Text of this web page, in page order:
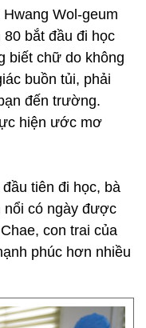
Wol-geum
bắt đầu đi học
biết chữ do không
buồn tủi, phải
đến trường.
hiện ước mơ
tiên đi học, bà
nổi có ngày được
con trai của
phúc hơn nhiều